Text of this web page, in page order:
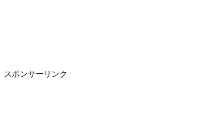
スポンサーリンク